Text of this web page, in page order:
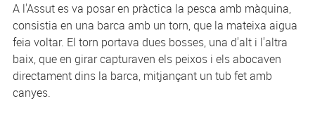
A l'Assut es va posar en pràctica la pesca amb màquina,
consistia en una barca amb un torn, que la mateixa aigua
feia voltar. El torn portava dues bosses, una d'alt i l'altra
baix, que en girar capturaven els peixos i els abocaven
directament dins la barca, mitjançant un tub fet amb
canyes.